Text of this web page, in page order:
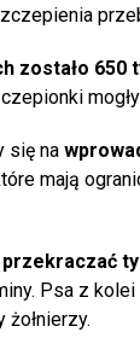
zostało 650
się na
mają
przekraczać
Psa z